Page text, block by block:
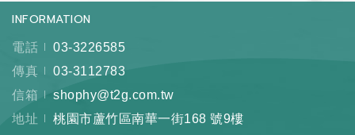
INFORMATION
電話
03-3226585
傳真
03-3112783
信箱
shophy@t2g.com.tw
地址
桃園市蘆竹區南華一街168 號9樓